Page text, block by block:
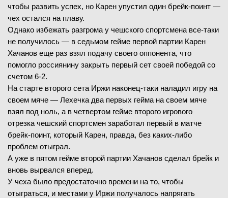
чтобы развить успех, но Карен упустил один брейк-поинт —
чех остался на плаву.
Однако избежать разгрома у чешского спортсмена все-таки
не получилось — в седьмом гейме первой партии Карен
Хачанов еще раз взял подачу своего оппонента, что
помогло россиянину закрыть первый сет своей победой со
счетом 6-2.
На старте второго сета Иржи наконец-таки наладил игру на
своем мяче — Лехечка два первых гейма на своем мяче
взял под ноль, а в четвертом гейме второго игрового
отрезка чешский спортсмен заработал первый в матче
брейк-поинт, который Карен, правда, без каких-либо
проблем отыграл.
А уже в пятом гейме второй партии Хачанов сделал брейк и
вновь вырвался вперед.
У чеха было предостаточно времени на то, чтобы
отыграться, и местами у Иржи получалось напрягать